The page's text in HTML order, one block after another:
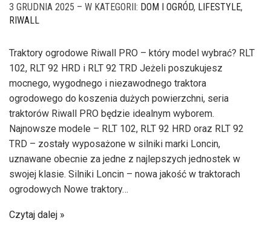
3 GRUDNIA 2025 – W KATEGORII: DOM I OGRÓD, LIFESTYLE,
RIWALL
Traktory ogrodowe Riwall PRO – który model wybrać? RLT
102, RLT 92 HRD i RLT 92 TRD Jeżeli poszukujesz
mocnego, wygodnego i niezawodnego traktora
ogrodowego do koszenia dużych powierzchni, seria
traktorów Riwall PRO będzie idealnym wyborem.
Najnowsze modele – RLT 102, RLT 92 HRD oraz RLT 92
TRD – zostały wyposażone w silniki marki Loncin,
uznawane obecnie za jedne z najlepszych jednostek w
swojej klasie. Silniki Loncin – nowa jakość w traktorach
ogrodowych Nowe traktory…
Czytaj dalej